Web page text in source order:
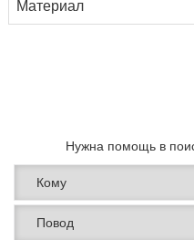
Материал
Нужна помощь в